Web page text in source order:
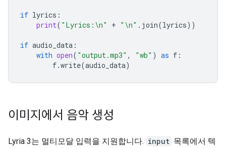
if lyrics :
print( "Lyrics: \n" + " \n" . join(lyrics))
if audio_data :
with open( "output.mp3" , "wb" ) as f :
f.write(audio_data)
이미지에서 음악 생성
Lyria 3는 멀티모달 입력을 지원합니다. input 목록에서 텍